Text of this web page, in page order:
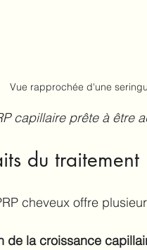
Vue rapprochée d'une
capillaire prête à être
du traitement
cheveux offre
de la croissance